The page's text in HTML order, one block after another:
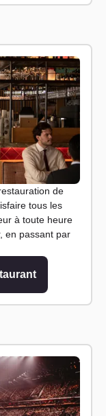
de
tous les
à toute heure
en passant par